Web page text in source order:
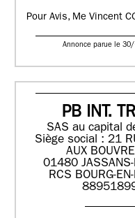
Pour Avis, Me Vincent
Annonce parue le
PB INT.
SAS au capital
Siège social : 21
AUX
01480 JASSANS-
RCS BOURG-